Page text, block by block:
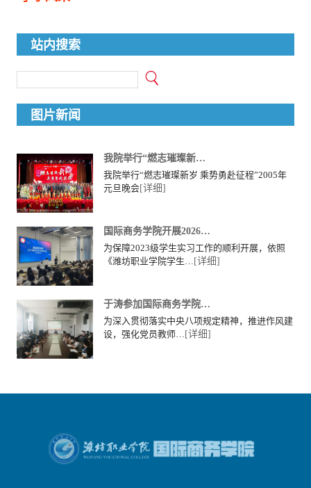
站内搜索
图片新闻
我院举行“燃志璀璨新…
我院举行“燃志璀璨新岁 乘势勇赴征程”2005年
元旦晚会[详细]
国际商务学院开展2026…
为保障2023级学生实习工作的顺利开展，依照
《潍坊职业学院学生… [详细]
于涛参加国际商务学院…
为深入贯彻落实中央八项规定精神，推进作风建
设，强化党员教师… [详细]